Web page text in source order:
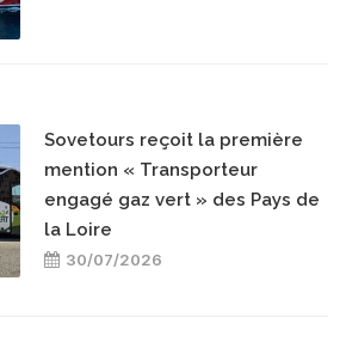
Sovetours reçoit la première
mention « Transporteur
engagé gaz vert » des Pays de
la Loire
30/07/2026